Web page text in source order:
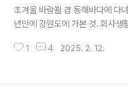
붙어 있는데 정말 소금이 맞다.
만한 곳이 많아서 눈이 심심하지
위로는 올레길이 있는데 재작년에
초겨울 바람쐴 겸 동해바다에 다
년만에 강원도에 가본 것. 회사생
장으로. 초겨울 바람이 차가웠다.
1 4 2025. 2. 12.